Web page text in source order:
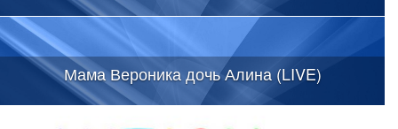
Мама Вероника дочь Алина (LIVE)